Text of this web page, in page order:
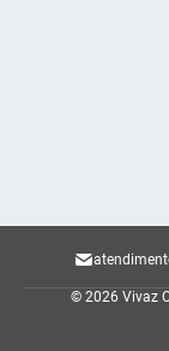
© 2026 Vivaz